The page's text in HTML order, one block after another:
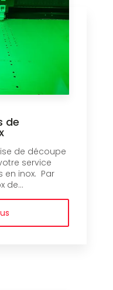
de
de découpe
service
en inox. Par
de...